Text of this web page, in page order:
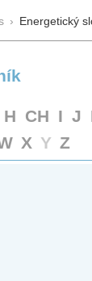
› Energetický
H CH I J
X Y Z